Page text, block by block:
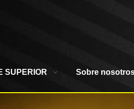
SUPERIOR Sobre